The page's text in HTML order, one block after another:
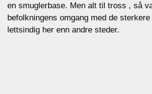
en smuglerbase. Men alt til tross , så
befolkningens omgang med de
lettsindig her enn andre steder.